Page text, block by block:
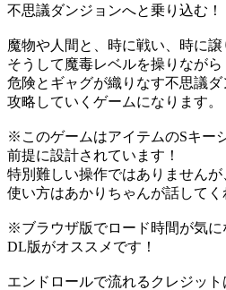
不思議ダンジョンへと乗り込む！
魔物や人間と、時に戦い、時に譲
そうして魔毒レベルを操りながら
危険とギャグが織りなす不思議ダ
攻略していくゲームになります。
※このゲームはアイテムのSキー
前提に設計されています！
特別難しい操作ではありませんが
使い方はあかりちゃんが話してく
※ブラウザ版でロード時間が気に
DL版がオススメです！
エンドロールで流れるクレジッ